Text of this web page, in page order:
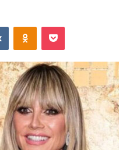
VKontakteOdnoklassniki
Pocket